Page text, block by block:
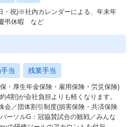
・祝)※社内カレンダーによる、年末年
弔休暇 など
当 残業手当
・厚生年金保険・雇用保険・労災保険)
4割)が会社負担よりも軽くなります。
会／団体割引制度(損害保険・共済保険
ーソルG：冠協賛試合の観戦／みんな